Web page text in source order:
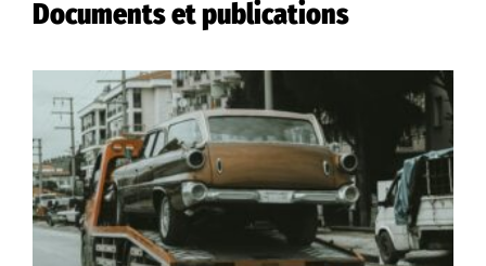
Documents et publications